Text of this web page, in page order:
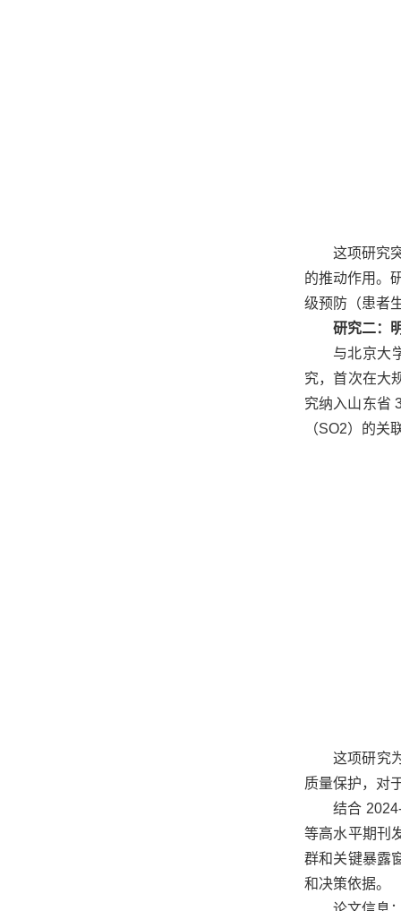
这项研究
的推动作用。
级预防（患者
研究二：
与北京大
究，首次在大
究纳入山东省
（SO2）的
这项研究
质量保护，对
结合
等高水平期刊
群和关键暴露
和决策依据。